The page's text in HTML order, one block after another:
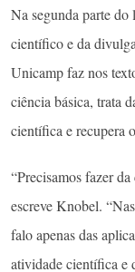
Na segunda parte
científico e da
Unicamp faz nos
ciência básica, trata
científica e recupera
“Precisamos fazer
escreve Knobel.
falo apenas das
atividade científica e